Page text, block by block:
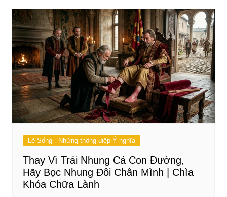
Lẽ Sống - Những thông điệp Ý nghĩa
Thay Vì Trải Nhung Cả Con Đường,
Hãy Bọc Nhung Đôi Chân Mình | Chìa
Khóa Chữa Lành